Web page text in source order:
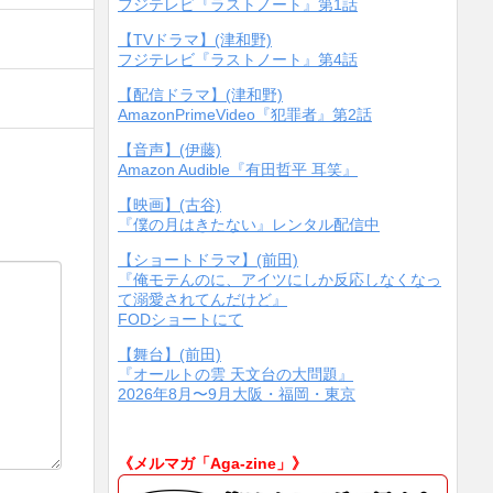
フジテレビ『ラストノート』第1話
【TVドラマ】(津和野)
フジテレビ『ラストノート』第4話
【配信ドラマ】(津和野)
AmazonPrimeVideo『犯罪者』第2話
【音声】(伊藤)
Amazon Audible『有田哲平 耳笑』
【映画】(古谷)
『僕の月はきたない』レンタル配信中
【ショートドラマ】(前田)
『俺モテんのに、アイツにしか反応しなくなっ
て溺愛されてんだけど』
FODショートにて
【舞台】(前田)
『オールトの雲 天文台の大問題』
2026年8月〜9月大阪・福岡・東京
《メルマガ「Aga-zine」》